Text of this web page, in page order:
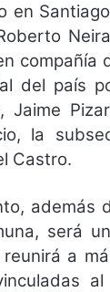
en
del país
Jaime
la
Castro.
además
será
a